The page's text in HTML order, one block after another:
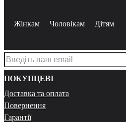
Жінкам Чоловікам Дітям
ПОКУПЦЕВІ
Доставка та оплата
Повернення
Гарантії